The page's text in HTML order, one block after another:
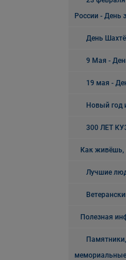
России - День
День
9 Мая -
19 мая -
Новый год
300 ЛЕТ
Как живёшь,
Лучшие
Полезная